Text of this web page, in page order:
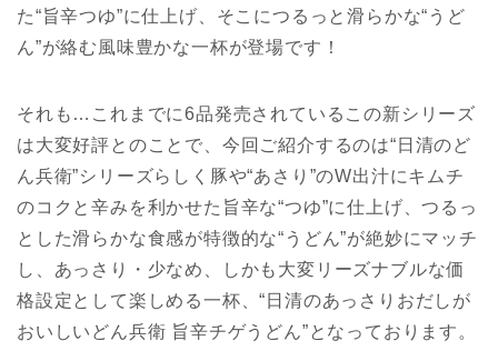
た“旨辛つゆ”に仕上げ、そこにつるっと滑らかな“うど
ん”が絡む風味豊かな一杯が登場です！
それも…これまでに6品発売されているこの新シリーズ
は大変好評とのことで、今回ご紹介するのは“日清のど
ん兵衛”シリーズらしく豚や“あさり”のW出汁にキムチ
のコクと辛みを利かせた旨辛な“つゆ”に仕上げ、つるっ
とした滑らかな食感が特徴的な“うどん”が絶妙にマッチ
し、あっさり・少なめ、しかも大変リーズナブルな価
格設定として楽しめる一杯、“日清のあっさりおだしが
おいしいどん兵衛 旨辛チゲうどん”となっております。